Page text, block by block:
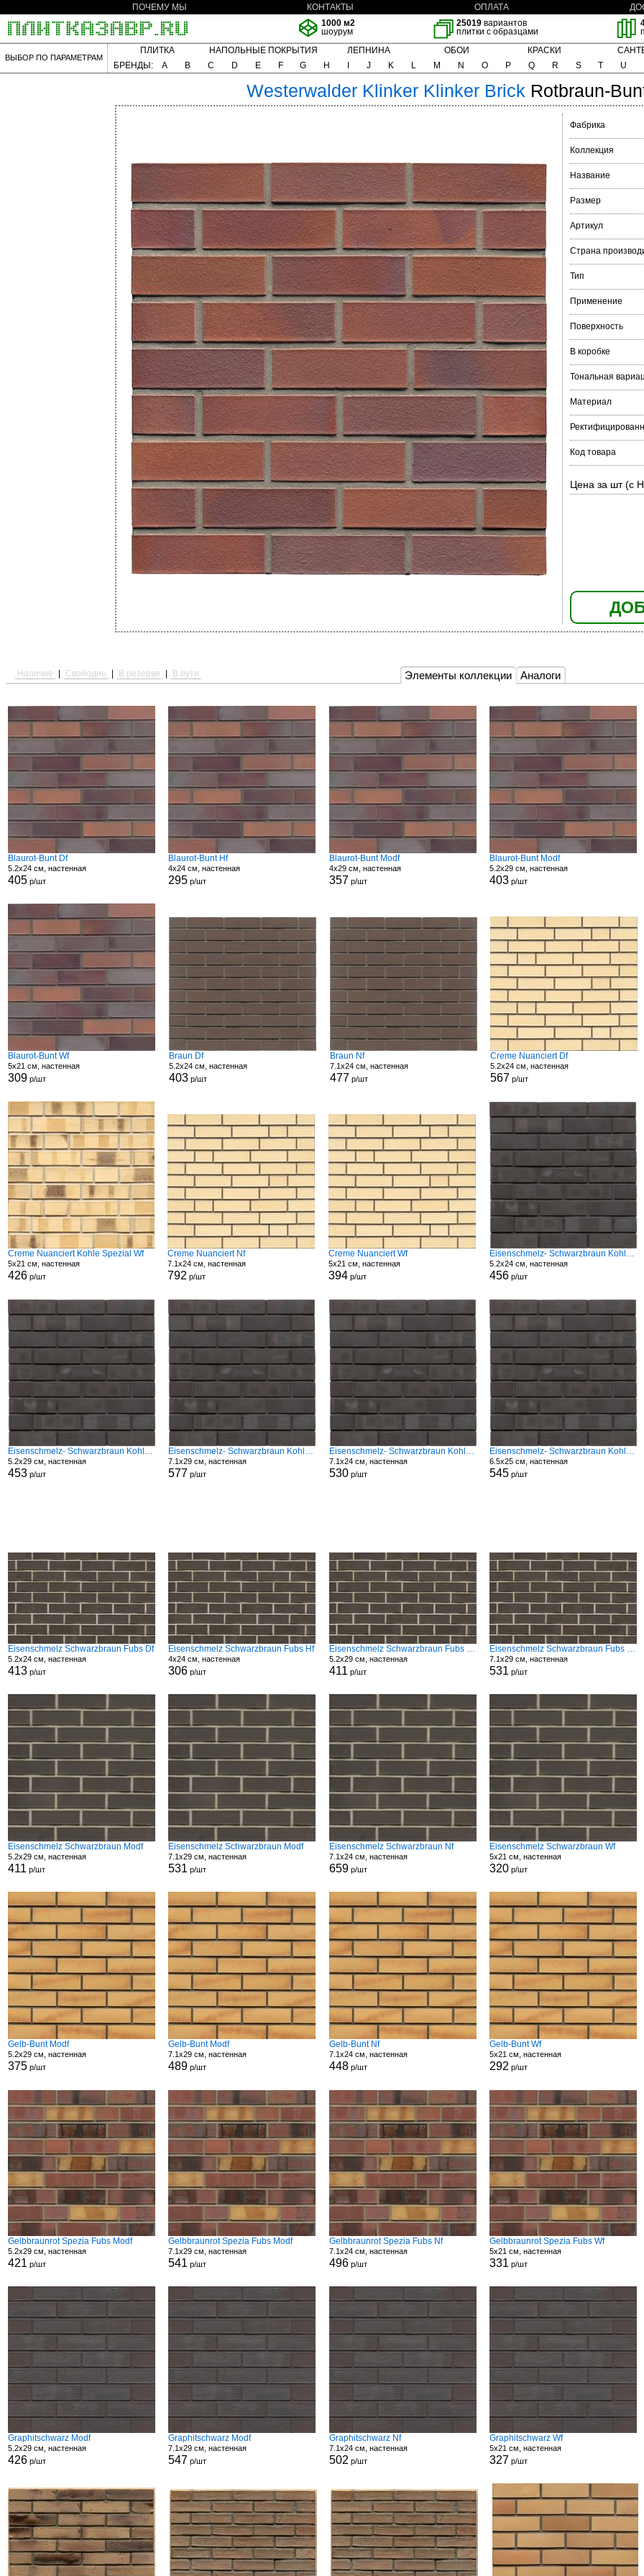
ПОЧЕМУ МЫ КОНТАКТЫ ОПЛАТА
1000 м2
шоурум
25019 вариантов
плитки с образцами
ВЫБОР ПО ПАРАМЕТРАМ
ПЛИТКА НАПОЛЬНЫЕ ПОКРЫТИЯ ЛЕПНИНА ОБОИ КРАСКИ
БРЕНДЫ:
A B C D E F G H J K L M N O P Q R S T U
Westerwalder Klinker Klinker Brick Rotbraun-
Фабрика
Коллекция
Название
Размер
Артикул
Страна
Тип
Применение
Поверхность
В коробке
Тональная
Материал
Код товара
Цена за шт (с
Элементы коллекции Аналоги
Наличие Свободно В резерве В пути
Blaurot-Bunt Df
5.2x24 см, настенная
405р/шт
Blaurot-Bunt Hf
4x24 см, настенная
295 р/шт
Blaurot-Bunt Modf
4x29 см, настенная
357 р/шт
Blaurot-Bunt Modf
5.2x29 см, настенная
403 р/шт
Blaurot-Bunt Wf
5x21 см, настенная
309р/шт
Braun Df
5.2x24 см, настенная
403р/шт
Braun Nf
7.1x24 см, настенная
477 р/шт
Creme Nuanciert Df
5.2x24 см, настенная
567 р/шт
Creme Nuanciert Kohle Spezial Wf
5x21 см, настенная
426р/шт
Creme Nuanciert Nf
7.1x24 см, настенная
792 р/шт
Creme Nuanciert Wf
5x21 см, настенная
394 р/шт
Eisenschmelz- Schwarzbraun Kohle Spezial Df
5.2x24 см, настенная
456р/шт
Eisenschmelz- Schwarzbraun Kohle Spezial Modf
5.2x29 см, настенная
453р/шт
Eisenschmelz- Schwarzbraun Kohle Spezial Modf
7.1x29 см, настенная
577 р/шт
Eisenschmelz- Schwarzbraun Kohle Spezial Nf
7.1x24 см, настенная
530р/шт
Eisenschmelz- Schwarzbraun Kohle Spezial Rf
6.5x25 см, настенная
545 р/шт
Eisenschmelz Schwarzbraun Fubs Df
5.2x24 см, настенная
413р/шт
Eisenschmelz Schwarzbraun Fubs Hf
4x24 см, настенная
306 р/шт
Eisenschmelz Schwarzbraun Fubs Modf
5.2x29 см, настенная
411 р/шт
Eisenschmelz Schwarzbraun Fubs Modf
7.1x29 см, настенная
531 р/шт
Eisenschmelz Schwarzbraun Modf
5.2x29 см, настенная
411 р/шт
Eisenschmelz Schwarzbraun Modf
7.1x29 см, настенная
531 р/шт
Eisenschmelz Schwarzbraun Nf
7.1x24 см, настенная
659р/шт
Eisenschmelz Schwarzbraun Wf
5x21 см, настенная
320 р/шт
Gelb-Bunt Modf
5.2x29 см, настенная
375р/шт
Gelb-Bunt Modf
7.1x29 см, настенная
489 р/шт
Gelb-Bunt Nf
7.1x24 см, настенная
448р/шт
Gelb-Bunt Wf
5x21 см, настенная
292 р/шт
Gelbbraunrot Spezia Fubs Modf
5.2x29 см, настенная
421 р/шт
Gelbbraunrot Spezia Fubs Modf
7.1x29 см, настенная
541 р/шт
Gelbbraunrot Spezia Fubs Nf
7.1x24 см, настенная
496р/шт
Gelbbraunrot Spezia Fubs Wf
5x21 см, настенная
331 р/шт
Graphitschwarz Modf
5.2x29 см, настенная
426р/шт
Graphitschwarz Modf
7.1x29 см, настенная
547 р/шт
Graphitschwarz Nf
7.1x24 см, настенная
502 р/шт
Graphitschwarz Wf
5x21 см, настенная
327 р/шт